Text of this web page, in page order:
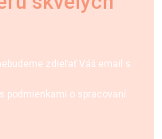
zdieľať Váš email s
podmienkami o spracovaní